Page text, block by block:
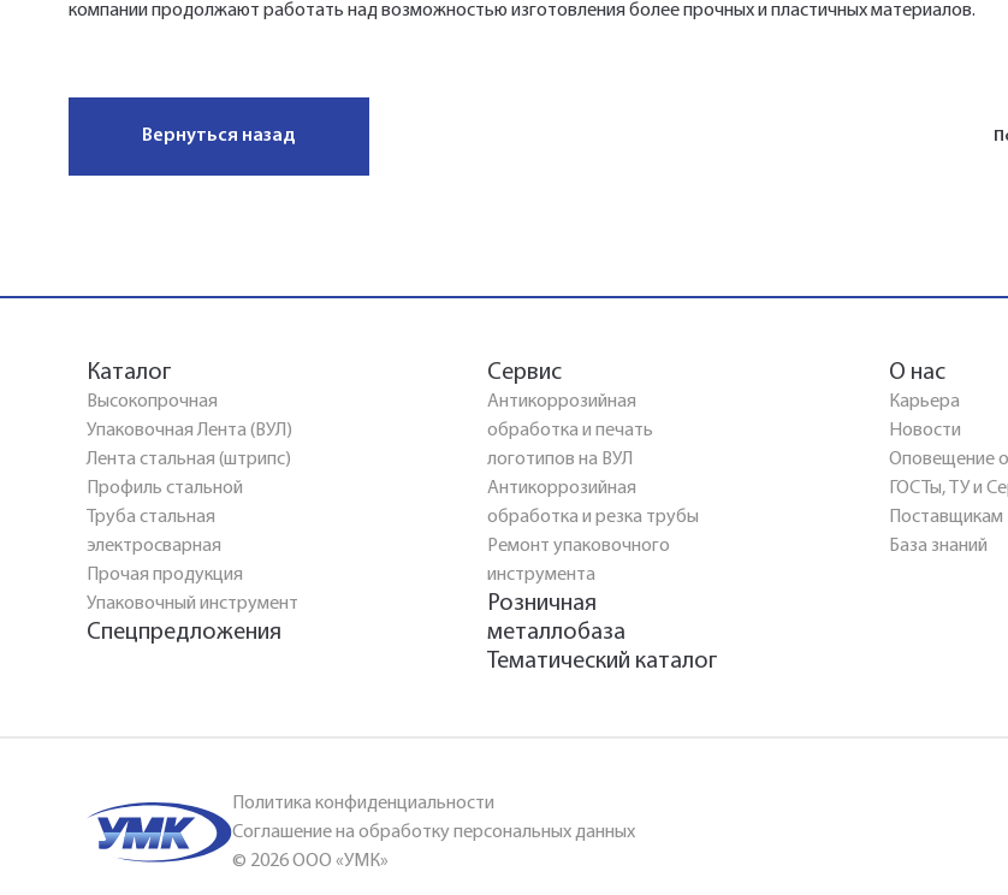
компании продолжают работать над возможностью изготовления более прочных и пластичных материалов.
Вернуться назад
Каталог
Высокопрочная
Упаковочная Лента (ВУЛ)
Лента стальная (штрипс)
Профиль стальной
Труба стальная
электросварная
Прочая продукция
Упаковочный инструмент
Спецпредложения
Сервис
Антикоррозийная
обработка и печать
логотипов на ВУЛ
Антикоррозийная
обработка и резка трубы
Ремонт упаковочного
инструмента
Розничная
металлобаза
Тематический каталог
О нас
Карьера
Новости
Оповещение
ГОСТы, ТУ и
Поставщикам
База знаний
Политика конфиденциальности
Соглашение на обработку персональных данных
© 2026 ООО «УМК»